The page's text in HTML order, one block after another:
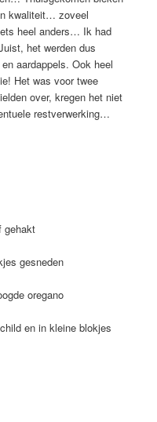
kwaliteit… zoveel
heel anders… Ik had
het werden dus
aardappels. Ook heel
Het was voor twee
over, kregen het niet
restverwerking…
gehakt
gesneden
oregano
en in kleine blokjes